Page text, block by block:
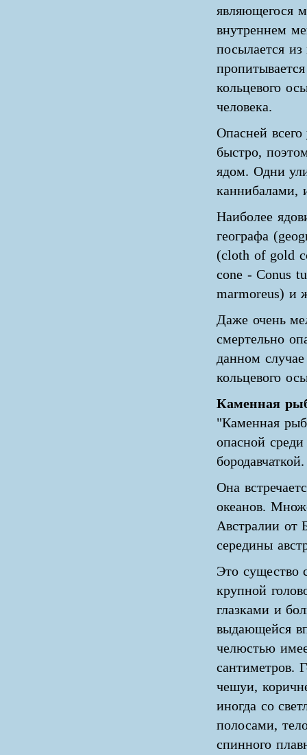
являющегося
внутреннем
посылается
кольцевого
человека.
Опасней
быстро,
ядом. Одни
каннибалами,
Наиболее
географа
(cloth of gold
cone - Conus
marmoreus) и
Даже очень
смертельно
данном
кольцевого
Каменная
"Каменная
опасной
бородавчаткой.
Она
океанов.
Австралии от
середины
Это существо
крупной
глазками и
выдающейся
челюстью
сантиметров.
чешуи,
иногда со
полосами,
спинного